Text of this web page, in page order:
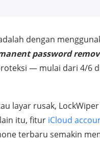
dengan
password
— mulai dari 4/6
layar rusak,
itu, fitur iCloud
terbaru semakin